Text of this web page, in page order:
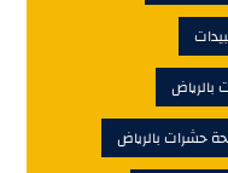
حشرات بالرياض